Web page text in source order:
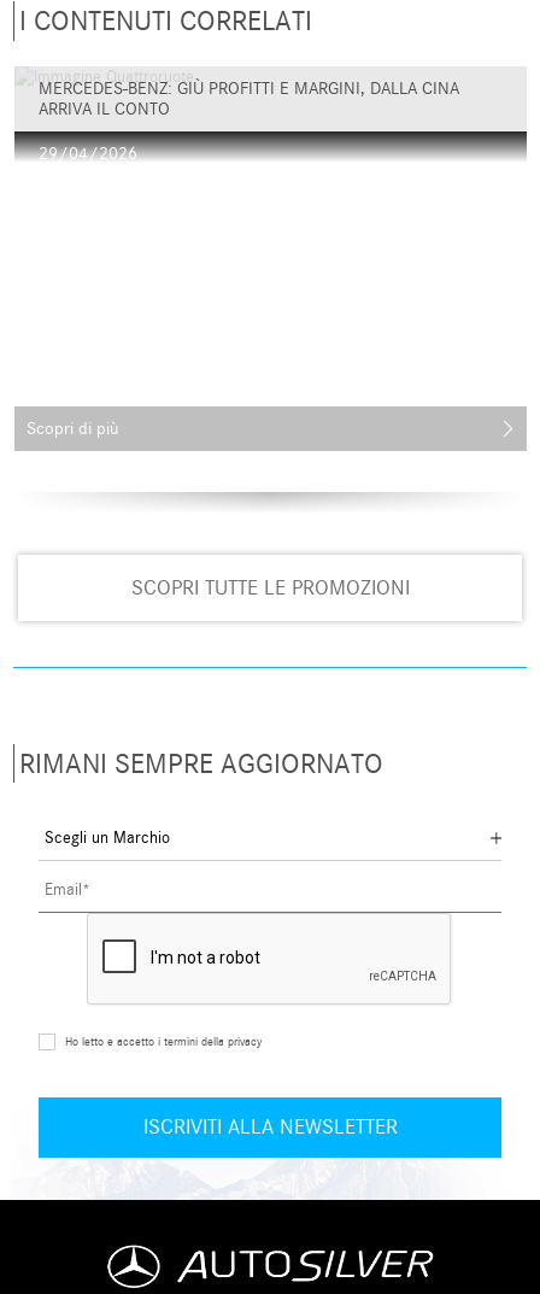
I CONTENUTI CORRELATI
MERCEDES-BENZ: GIÙ PROFITTI E MARGINI, DALLA CINA
ARRIVA IL CONTO
29/04/2026
Scopri di più
SCOPRI TUTTE LE PROMOZIONI
RIMANI SEMPRE AGGIORNATO
Ho letto e accetto i termini della privacy